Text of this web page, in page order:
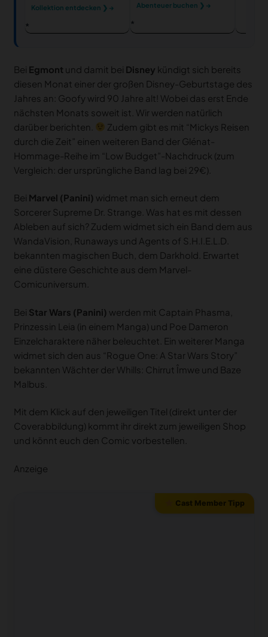
Kollektion entdecken ❯ → Abenteuer buchen ❯ →
Bei Egmont und damit bei Disney kündigt sich bereits
diesen Monat einer der großen Disney-Geburtstage des
Jahres an: Goofy wird 90 Jahre alt! Wobei das erst Ende
nächsten Monats soweit ist. Wir werden natürlich
darüber berichten.
Zudem gibt es mit “Mickys Reisen
durch die Zeit” einen weiteren Band der Glénat-
Hommage-Reihe im “Low Budget”-Nachdruck (zum
Vergleich: der ursprüngliche Band lag bei 29€).
Bei Marvel (Panini) widmet man sich erneut dem
Sorcerer Supreme Dr. Strange. Was hat es mit dessen
Ableben auf sich? Zudem widmet sich ein Band dem aus
WandaVision, Runaways und Agents of S.H.I.E.L.D.
bekannten magischen Buch, dem Darkhold. Erwartet
eine düstere Geschichte aus dem Marvel-
Comicuniversum.
Bei Star Wars (Panini) werden mit Captain Phasma,
Prinzessin Leia (in einem Manga) und Poe Dameron
Einzelcharaktere näher beleuchtet. Ein weiterer Manga
widmet sich den aus “Rogue One: A Star Wars Story”
bekannten Wächter der Whills: Chirrut Îmwe und Baze
Malbus.
Mit dem Klick auf den jeweiligen Titel (direkt unter der
Coverabbildung) kommt ihr direkt zum jeweiligen Shop
und könnt euch den Comic vorbestellen.
Anzeige
Cast Member Tipp